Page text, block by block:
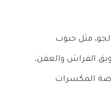
مثل حبوب
وبق الفراش والعفن.
المكسرات